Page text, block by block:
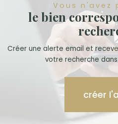
Vous n'avez
le bien
Créer une alerte email et
votre recherche
créer